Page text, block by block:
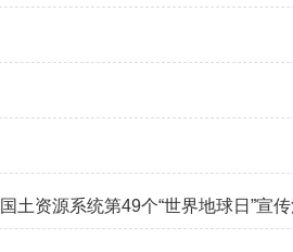
资源系统第49个“世界地球日”宣传